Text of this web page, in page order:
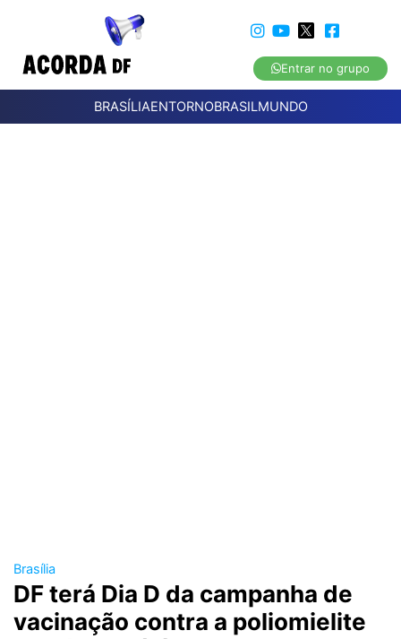
Entrar no grupo
BRASÍLIAENTORNOBRASILMUNDO
Brasília
DF terá Dia D da campanha de
vacinação contra a poliomielite